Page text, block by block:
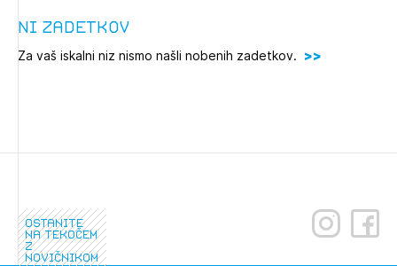
PRIJAVITE SE
Ni zadetkov
Za vaš iskalni niz nismo našli nobenih zadetkov.
ostanite
na tekočem
z
novičnikom
Novičnik izobraževanj
Novičnik natečajev
NAPREJ